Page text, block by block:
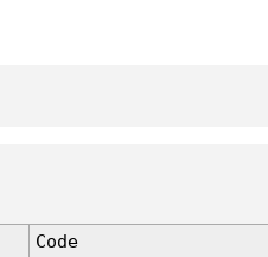
Code